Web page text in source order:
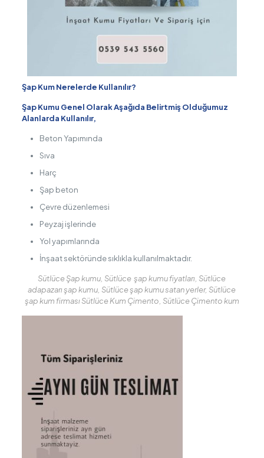
Şap Kum Nerelerde Kullanılır?
Şap Kumu Genel Olarak Aşağıda Belirtmiş Olduğumuz
Alanlarda Kullanılır,
Beton Yapımında
Sıva
Harç
Şap beton
Çevre düzenlemesi
Peyzaj işlerinde
Yol yapımlarında
İnşaat sektöründe sıklıkla kullanılmaktadır.
Sütlüce Şap kumu, Sütlüce şap kumu fiyatları, Sütlüce
adapazarı şap kumu, Sütlüce şap kumu satan yerler, Sütlüce
şap kum firması Sütlüce Kum Çimento, Sütlüce Çimento kum